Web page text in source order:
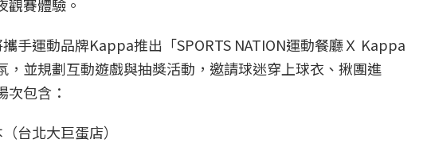
賽體驗。
手運動品牌Kappa推出「SPORTS NATION運動餐廳Ｘ Kappa
並規劃互動遊戲與抽獎活動，邀請球迷穿上球衣、揪團進
包含：
台北大巨蛋店）